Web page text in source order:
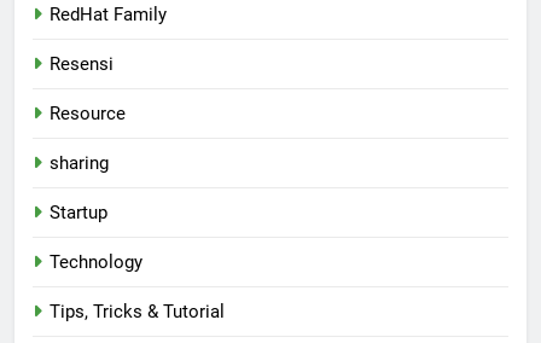
RedHat Family
Resensi
Resource
sharing
Startup
Technology
Tips, Tricks & Tutorial